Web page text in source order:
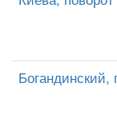
Богандинский,